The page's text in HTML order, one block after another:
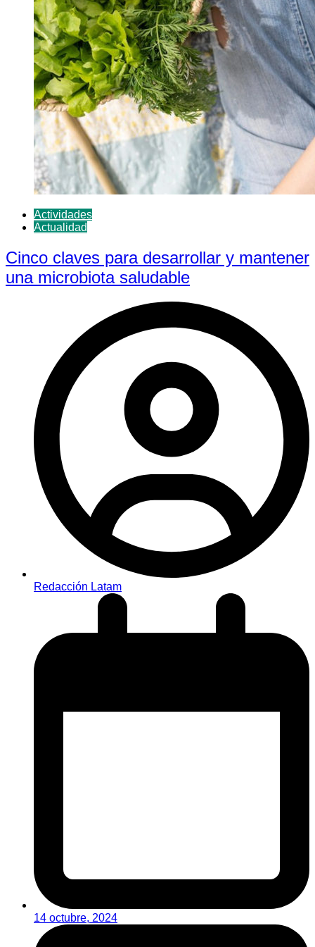
Actividades
Actualidad
Cinco claves para desarrollar y mantener
una microbiota saludable
Redacción Latam
14 octubre, 2024